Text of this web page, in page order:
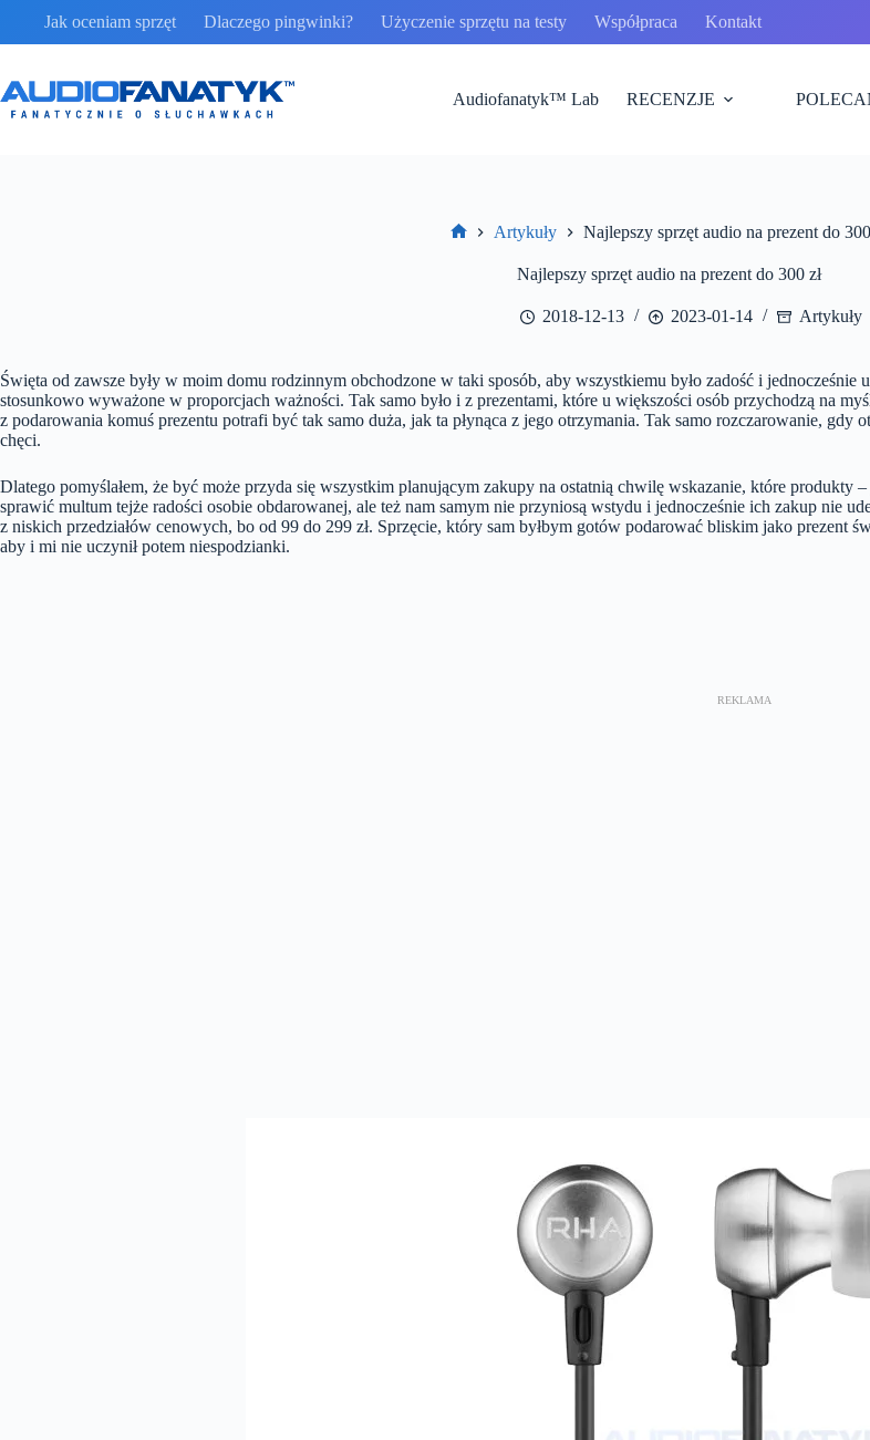
treści
Jak oceniam sprzęt Dlaczego pingwinki? Użyczenie sprzętu na testy Współpraca Kontakt
Audiofanatyk™ Lab RECENZJE
Artykuły Najlepszy sprzęt audio na prezent do
Najlepszy sprzęt audio na prezent do 300 zł
2018-12-13 2023-01-14 Artykuły
Święta od zawsze były w moim domu rodzinnym obchodzone w taki sposób, aby wszystkiemu było zadość i
stosunkowo wyważone w proporcjach ważności. Tak samo było i z prezentami, które u większości osób przychodzą na
z podarowania komuś prezentu potrafi być tak samo duża, jak ta płynąca z jego otrzymania. Tak samo rozczarowanie, gdy
chęci.
Dlatego pomyślałem, że być może przyda się wszystkim planującym zakupy na ostatnią chwilę wskazanie, które
sprawić multum tejże radości osobie obdarowanej, ale też nam samym nie przyniosą wstydu i jednocześnie ich zakup nie
z niskich przedziałów cenowych, bo od 99 do 299 zł. Sprzęcie, który sam byłbym gotów podarować bliskim jako prezent
aby i mi nie uczynił potem niespodzianki.